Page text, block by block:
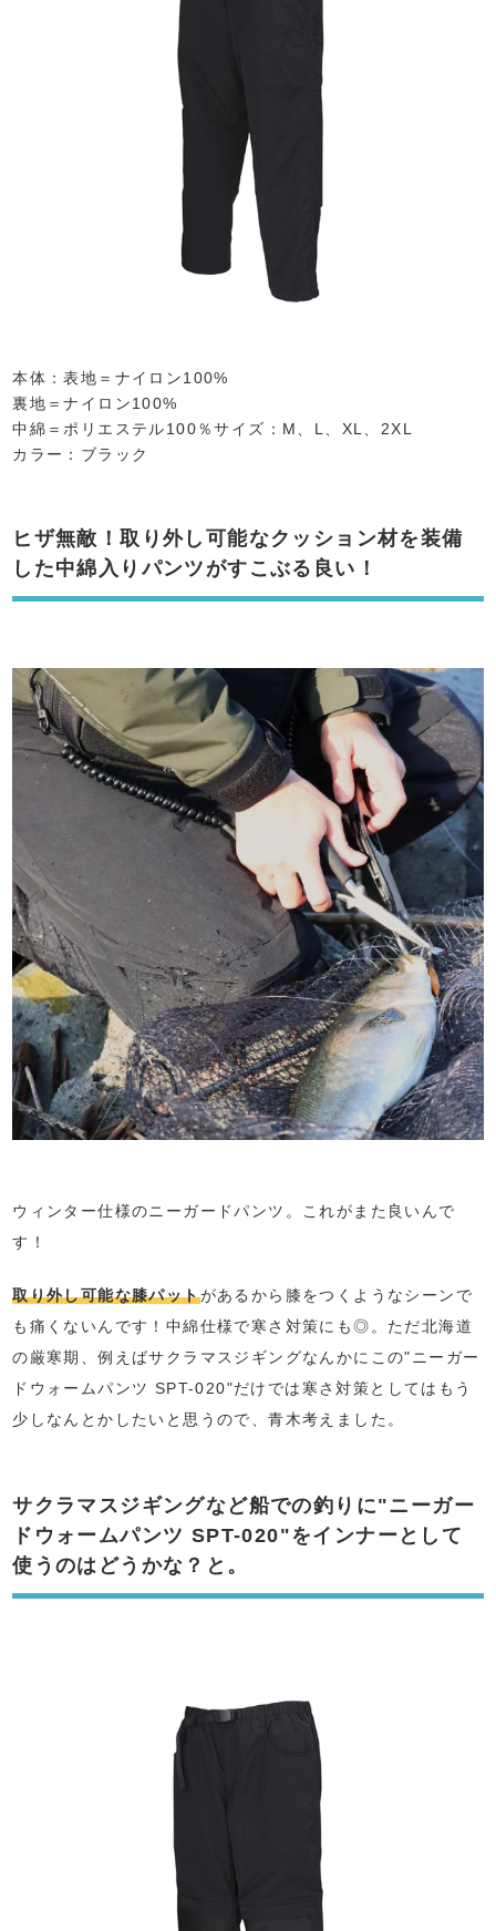
本体：表地＝ナイロン100%
裏地＝ナイロン100%
中綿＝ポリエステル100％サイズ：M、L、XL、2XL
カラー：ブラック
ヒザ無敵！取り外し可能なクッション材を装備
した中綿入りパンツがすこぶる良い！
ウィンター仕様のニーガードパンツ。これがまた良いんで
す！
取り外し可能な膝パットがあるから膝をつくようなシーンで
も痛くないんです！中綿仕様で寒さ対策にも◎。ただ北海道
の厳寒期、例えばサクラマスジギングなんかにこの"ニーガー
ドウォームパンツ SPT-020"だけでは寒さ対策としてはもう
少しなんとかしたいと思うので、青木考えました。
サクラマスジギングなど船での釣りに"ニーガー
ドウォームパンツ SPT-020"をインナーとして
使うのはどうかな？と。